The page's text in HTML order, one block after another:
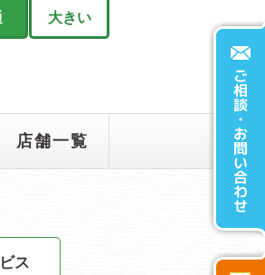
大きい
店舗一覧
ス